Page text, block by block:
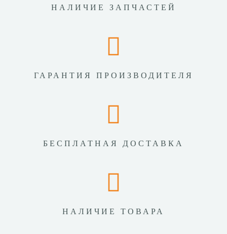
НАЛИЧИЕ ЗАПЧАСТЕЙ
ГАРАНТИЯ ПРОИЗВОДИТЕЛЯ
БЕСПЛАТНАЯ ДОСТАВКА
НАЛИЧИЕ ТОВАРА